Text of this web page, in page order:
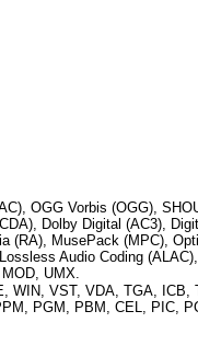
OGG Vorbis (OGG),
Dolby Digital (AC3),
(RA), MusePack (MPC),
Audio Coding
UMX.
WIN, VST, VDA, TGA, ICB,
PGM, PBM, CEL, PIC,